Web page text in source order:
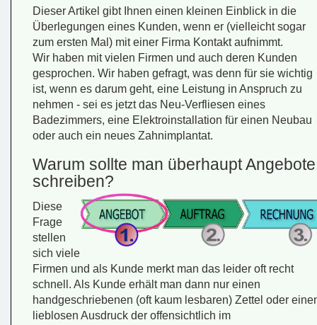
Dieser Artikel gibt Ihnen einen kleinen Einblick in die
Überlegungen eines Kunden, wenn er (vielleicht sogar
zum ersten Mal) mit einer Firma Kontakt aufnimmt.
Wir haben mit vielen Firmen und auch deren Kunden
gesprochen. Wir haben gefragt, was denn für sie wichtig
ist, wenn es darum geht, eine Leistung in Anspruch zu
nehmen - sei es jetzt das Neu-Verfliesen eines
Badezimmers, eine Elektroinstallation für einen Neubau
oder auch ein neues Zahnimplantat.
Warum sollte man überhaupt Angebote
schreiben?
Diese
Frage
stellen
sich viele
Firmen und als Kunde merkt man das leider oft recht
schnell. Als Kunde erhält man dann nur einen
handgeschriebenen (oft kaum lesbaren) Zettel oder
lieblosen Ausdruck der offensichtlich im